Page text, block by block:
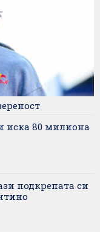
иска 80 милиона
подкрепата си